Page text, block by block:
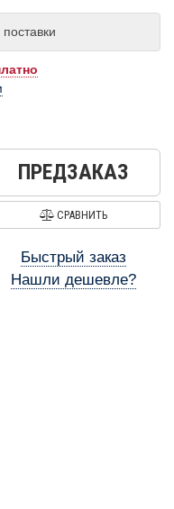
поставки
ПРЕДЗАКАЗ
СРАВНИТЬ
Быстрый заказ
Нашли дешевле?